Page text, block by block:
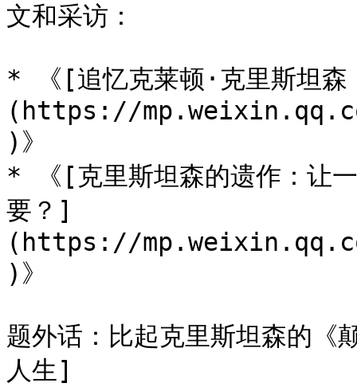
文和采访：
* 《[追忆克莱顿·克里斯坦森
(https://
)》
* 《[克里斯坦森的遗作：让
要？]
(https://mp.weixin.qq.com/
)》
题外话：比起克里斯坦森的《
人生]